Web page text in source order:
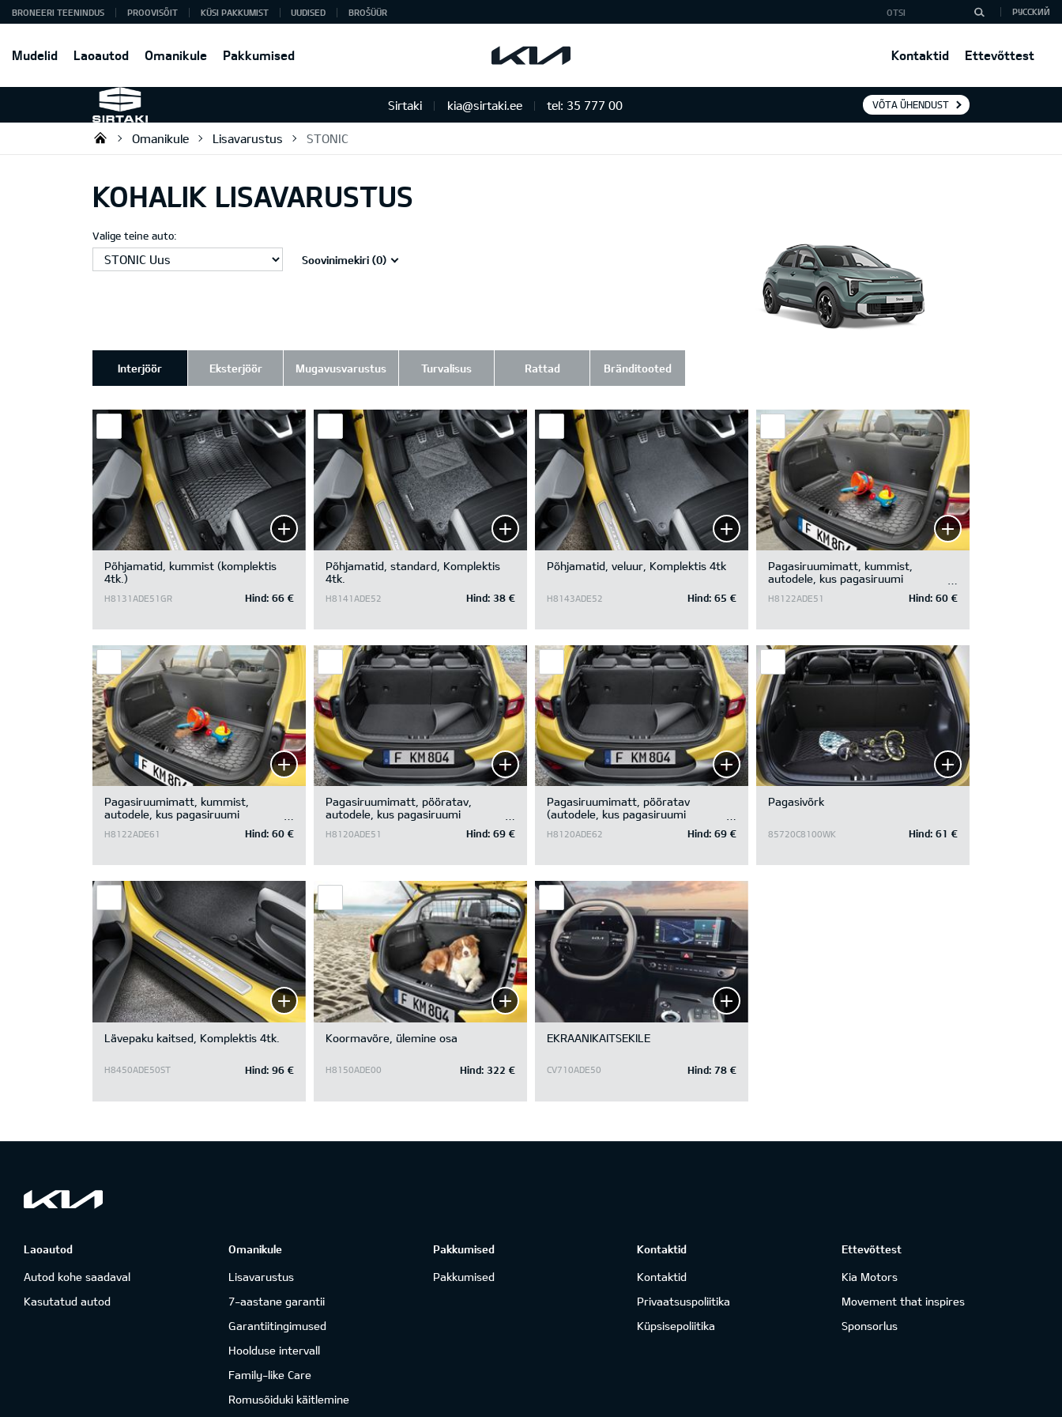
Mudelid Laoautod Omanikule Pakkumised Kontaktid Ettevõttest
BRONEERI TEENINDUS PROOVISÕIT KÜSI PAKKUMIST UUDISED BROŠÜÜR РУССКИЙ
Sirtaki kia@sirtaki.ee tel: 35 777 00 VÕTA ÜHENDUST
Sirtaki OÜ
Omanikule Lisavarustus STONIC
KOHALIK LISAVARUSTUS
Valige teine auto:
Soovinimekiri (0)
Interjöör Eksterjöör Mugavusvarustus Turvalisus Rattad Bränditooted
Põhjamatid, kummist (komplektis
4tk.)
H8131ADE51GR Hind: 66 €
Põhjamatid, standard, Komplektis
4tk.
H8141ADE52 Hind: 38 €
Põhjamatid, veluur, Komplektis 4tk.
H8143ADE52 Hind: 65 €
Pagasiruumimatt, kummist,
autodele, kus pagasiruumi
põhjakatte all on panipaik ning
pagasiruumi põhi ülemises asendis
H8122ADE51 Hind: 60 €
Pagasiruumimatt, kummist,
autodele, kus pagasiruumi
põhjakatte all on panipaik ning
pagasiruumi põhi ülemises asendis
H8122ADE61 Hind: 60 €
Pagasiruumimatt, pööratav,
autodele, kus pagasiruumi
H8120ADE51 Hind: 69 €
Pagasiruumimatt, pööratav
(autodele, kus pagasiruumi
põhjakatte all ei ole panipaika)
H8120ADE62 Hind: 69 €
Pagasivõrk
85720C8100WK Hind: 61 €
Lävepaku kaitsed, Komplektis 4tk.
H8450ADE50ST Hind: 96 €
Koormavõre, ülemine osa
H8150ADE00 Hind: 322 €
EKRAANIKAITSEKILE
CV710ADE50 Hind: 78 €
Laoautod
Autod kohe saadaval
Kasutatud autod
Omanikule
Lisavarustus
7-aastane garantii
Garantiitingimused
Hoolduse intervall
Family-like Care
Romusõiduki käitlemine
Pakkumised
Pakkumised
Kontaktid
Kontaktid
Privaatsuspoliitika
Küpsisepoliitika
Ettevõttest
Kia Motors
Movement that inspires
Sponsorlus